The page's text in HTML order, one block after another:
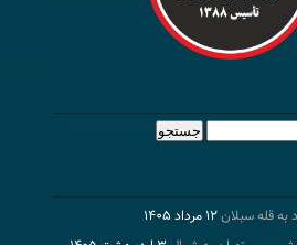
۱۲ مرداد ۱۴۰۵